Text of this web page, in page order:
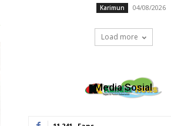
Karimun 04/08/2026
Load more
Media Sosial